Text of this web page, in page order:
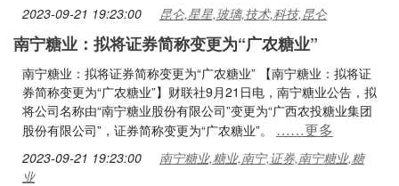
2023-09-21 19:23:00 昆仑,星星,玻璃,技术,科技,昆仑
南宁糖业：拟将证券简称变更为“广农糖业”
南宁糖业：拟将证券简称变更为“广农糖业” 【南宁糖业：拟将证
券简称变更为“广农糖业”】财联社9月21日电，南宁糖业公告，拟
将公司名称由“南宁糖业股份有限公司”变更为“广西农投糖业集团
股份有限公司”，证券简称变更为“广农糖业”。 ……更多
2023-09-21 19:23:00
南宁糖业,糖业,南宁,证券,南宁糖业,糖
业